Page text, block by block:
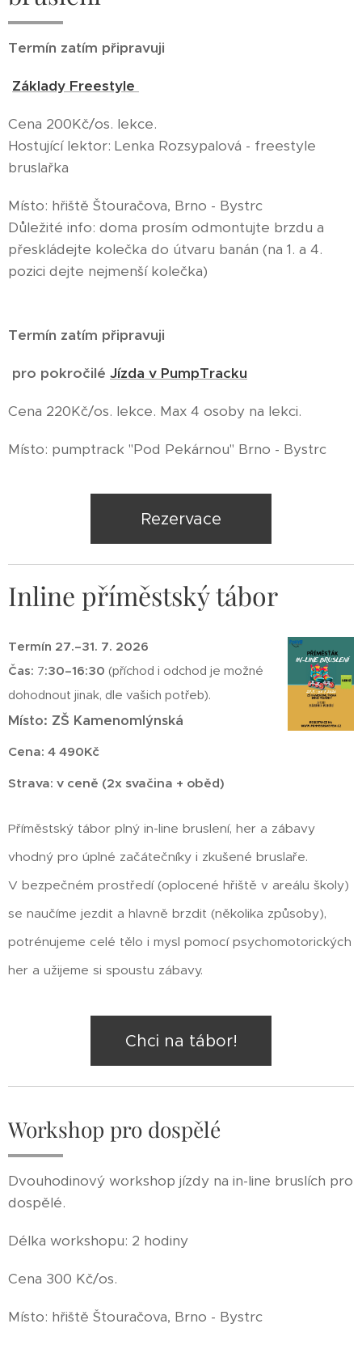
Termín zatím připravuji
Základy Freestyle
Cena 200Kč/os. lekce.
Hostující lektor: Lenka Rozsypalová - freestyle
bruslařka
Místo: hřiště Štouračova, Brno - Bystrc
Důležité info: doma prosím odmontujte brzdu a
přeskládejte kolečka do útvaru banán (na 1. a 4.
pozici dejte nejmenší kolečka)
Termín zatím připravuji
pro pokročilé Jízda v PumpTracku
Cena 220Kč/os. lekce. Max 4 osoby na lekci.
Místo: pumptrack "Pod Pekárnou" Brno - Bystrc
Rezervace
Inline příměstský tábor
Termín 27.–31. 7. 2026
Čas: 7:30–16:30 (příchod i odchod je možné
dohodnout jinak, dle vašich potřeb).
Místo: ZŠ Kamenomlýnská
Cena: 4 490Kč
Strava: v ceně (2x svačina + oběd)
Příměstský tábor plný in-line bruslení, her a zábavy
vhodný pro úplné začátečníky i zkušené bruslaře.
V bezpečném prostředí (oplocené hřiště v areálu školy)
se naučíme jezdit a hlavně brzdit (několika způsoby),
potrénujeme celé tělo i mysl pomocí psychomotorických
her a užijeme si spoustu zábavy.
Chci na tábor!
Workshop pro dospělé
Dvouhodinový workshop jízdy na in-line bruslích pro
dospělé.
Délka workshopu: 2 hodiny
Cena 300 Kč/os.
Místo: hřiště Štouračova, Brno - Bystrc